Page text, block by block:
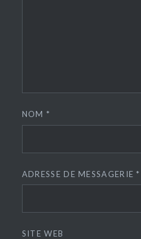
NOM*
ADRESSE DE MESSAGERIE*
SITE WEB